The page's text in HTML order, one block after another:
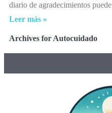
diario de agradecimientos puede
Leer más »
Archives for Autocuidado